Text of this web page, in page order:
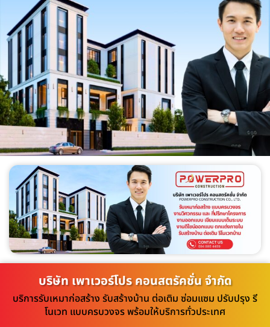
บริษัท เพาเวอร์โปร คอนสตรัคชั่น จำกัด
บริการรับเหมาก่อสร้าง รับสร้างบ้าน ต่อเติม ซ่อมแซม ปรับปรุง รี
โนเวท แบบครบวงจร พร้อมให้บริการทั่วประเทศ